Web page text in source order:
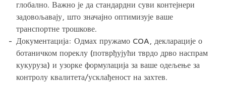
глобално. Важно је да стандардни суви контејнери
задовољавају, што значајно оптимизује ваше
транспортне трошкове.
Документација: Одмах пружамо COA, декларације о
ботаничком пореклу (потврђујући тврдо дрво наспрам
кукуруза) и узорке формулација за ваше одељење за
контролу квалитета/усклађеност на захтев.